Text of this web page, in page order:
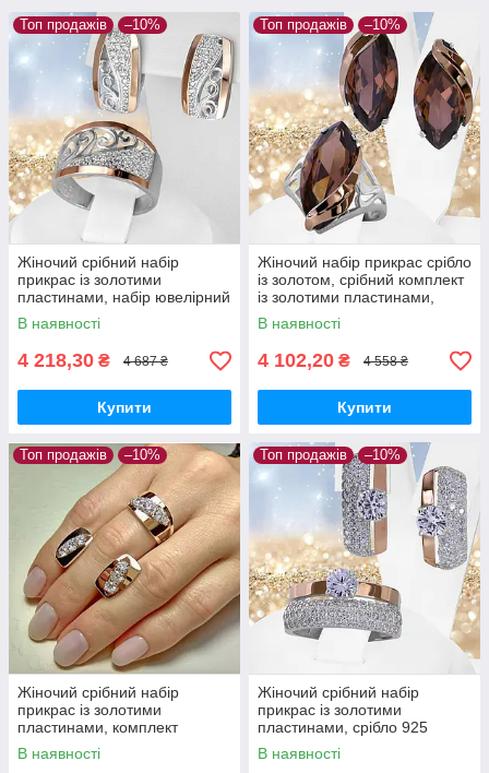
Топ продажів –10%
Жіночий срібний набір
прикрас із золотими
пластинами, набір ювелірний
срібний кільце та сережки
В наявності
4 218,30 ₴ 4 687 ₴
Купити
Топ продажів –10%
Жіночий набір прикрас срібло
із золотом, срібний комплект
із золотими пластинами,
колір вставки раухтопаз
В наявності
4 102,20 ₴ 4 558 ₴
Купити
Топ продажів –10%
Жіночий срібний набір
прикрас із золотими
пластинами, комплект
ювелірний срібний кільце та
сережки
В наявності
Топ продажів –10%
Жіночий срібний набір
прикрас із золотими
пластинами, срібло 925
проби із золотими
пластинами 375 проби
В наявності